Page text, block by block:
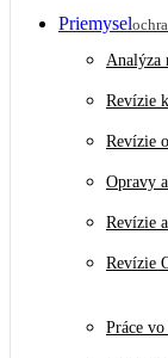
Priemysel
Analýza
Revízie
Revízie
Opravy
Revízie
Revízie
Práce